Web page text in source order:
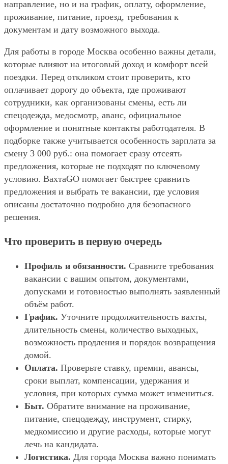
направление, но и на график, оплату, оформление,
проживание, питание, проезд, требования к
документам и дату возможного выхода.
Для работы в городе Москва особенно важны детали,
которые влияют на итоговый доход и комфорт всей
поездки. Перед откликом стоит проверить, кто
оплачивает дорогу до объекта, где проживают
сотрудники, как организованы смены, есть ли
спецодежда, медосмотр, аванс, официальное
оформление и понятные контакты работодателя. В
подборке также учитывается особенность зарплата за
смену 3 000 руб.: она помогает сразу отсеять
предложения, которые не подходят по ключевому
условию. ВахтаGO помогает быстрее сравнить
предложения и выбрать те вакансии, где условия
описаны достаточно подробно для безопасного
решения.
Что проверить в первую очередь
Профиль и обязанности. Сравните требования
вакансии с вашим опытом, документами,
допусками и готовностью выполнять заявленный
объём работ.
График. Уточните продолжительность вахты,
длительность смены, количество выходных,
возможность продления и порядок возвращения
домой.
Оплата. Проверьте ставку, премии, авансы,
сроки выплат, компенсации, удержания и
условия, при которых сумма может измениться.
Быт. Обратите внимание на проживание,
питание, спецодежду, инструмент, стирку,
медкомиссию и другие расходы, которые могут
лечь на кандидата.
Логистика. Для города Москва важно понимать